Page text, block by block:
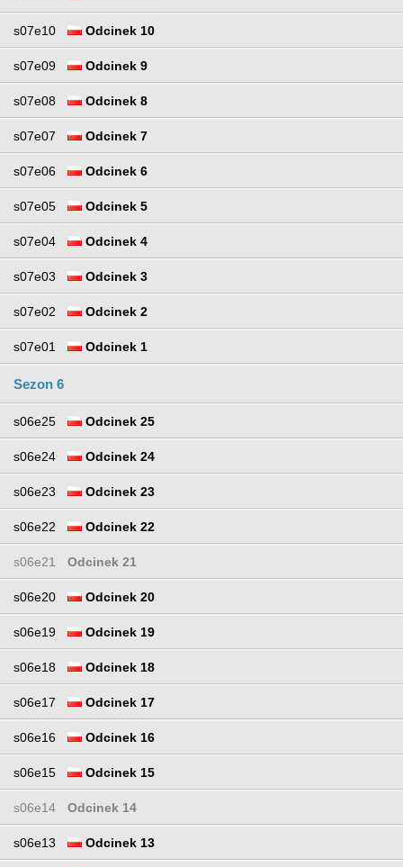
s07e10 Odcinek 10
s07e09 Odcinek 9
s07e08 Odcinek 8
s07e07 Odcinek 7
s07e06 Odcinek 6
s07e05 Odcinek 5
s07e04 Odcinek 4
s07e03 Odcinek 3
s07e02 Odcinek 2
s07e01 Odcinek 1
Sezon 6
s06e25 Odcinek 25
s06e24 Odcinek 24
s06e23 Odcinek 23
s06e22 Odcinek 22
s06e21 Odcinek 21
s06e20 Odcinek 20
s06e19 Odcinek 19
s06e18 Odcinek 18
s06e17 Odcinek 17
s06e16 Odcinek 16
s06e15 Odcinek 15
s06e14 Odcinek 14
s06e13 Odcinek 13